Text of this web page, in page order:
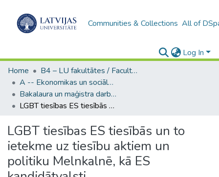
Communities & Collections All of
Log In
Home
B4 – LU fakultātes / Faculties of the UL
A -- Ekonomikas un sociālo zinātņu fakultāte / Faculty of Economics and Social Sciences
Bakalaura un maģistra darbi (ESZF) / Bachelor's and Master's theses
LGBT tiesības ES tiesībās un to ietekme uz tiesību aktiem un politiku Melnkalnē, kā ES kandidātvalsti
LGBT tiesības ES tiesībās un to
ietekme uz tiesību aktiem un
politiku Melnkalnē, kā ES